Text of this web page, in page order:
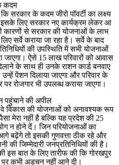
कदम
सरकार के कदम जीरो पॉवर्टी का लक्ष्य
लिए सरकार नए कार्यक्रम लेकर आ
कारणों से सरकार की योजनाओं के लाभ
सर्वे कराया जा रहा है। सर्वे के बाद
की उपस्थिति में सभी योजनाओं
ऐसे 15 लाख परिवारों को आवास
के साथ ही उनके राशन कार्ड बनवाए
पेंशन दिलाया जाएगा और परिवार के
रोजगार भी उपलब्ध कराया जाएगा।
पहुंचाने की अपील
विकास की योजनाओं को अनावश्यक रूप
मेरा नहीं है बल्कि यह प्रदेश की 25
न होने दें। जिन परियोजनाओं का
बढ़ेंगे तो इसकी गुणवत्ता ठीक रहे और
की जिम्मेदारी जनप्रतिनिधियों की है।
इस बात के लिए तारीफ की कि गोरखपुर
पर कभी अड़चन नहीं आने दी।